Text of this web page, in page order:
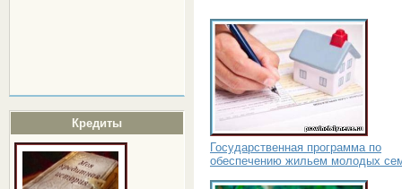
Кредиты
Государственная программа по
обеспечению жильем молодых